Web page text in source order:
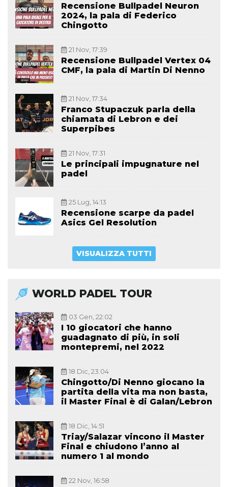
Recensione Bullpadel Neuron
2024, la pala di Federico
Chingotto
21 Nov, 17:39
Recensione Bullpadel Vertex 04
CMF, la pala di Martin Di Nenno
21 Nov, 17:34
Franco Stupaczuk parla della
chiamata di Lebron e dei
Superpibes
21 Nov, 17:31
Le principali impugnature nel
padel
25 Lug, 14:13
Recensione scarpe da padel
Asics Gel Resolution
VISUALIZZA TUTTI
WORLD PADEL TOUR
03 Gen, 22:02
I 10 giocatori che hanno
guadagnato di più, in soli
montepremi, nel 2022
18 Dic, 23:04
Chingotto/Di Nenno giocano la
partita della vita ma non basta,
il Master Final è di Galan/Lebron
18 Dic, 14:51
Triay/Salazar vincono il Master
Final e chiudono l’anno al
numero 1 al mondo
22 Nov, 16:58